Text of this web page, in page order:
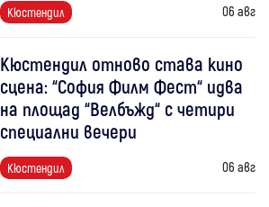
Кюстендил 06 авг
Кюстендил отново става кино
сцена: “София Филм Фест“ идва
на площад “Велбъжд“ с четири
специални вечери
Кюстендил 06 авг